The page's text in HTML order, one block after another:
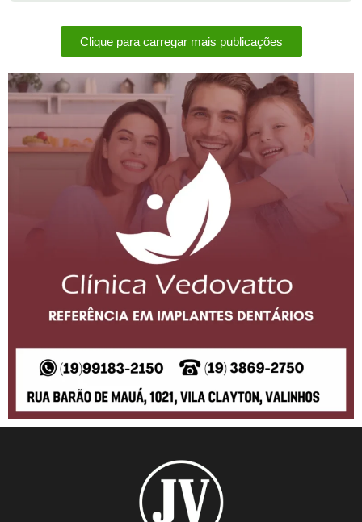
Clique para carregar mais publicações